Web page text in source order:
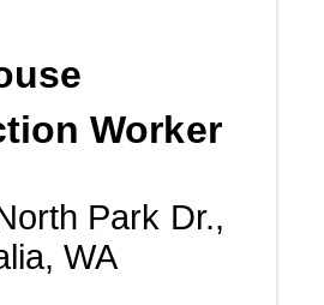
Worker
Park Dr.,
WA